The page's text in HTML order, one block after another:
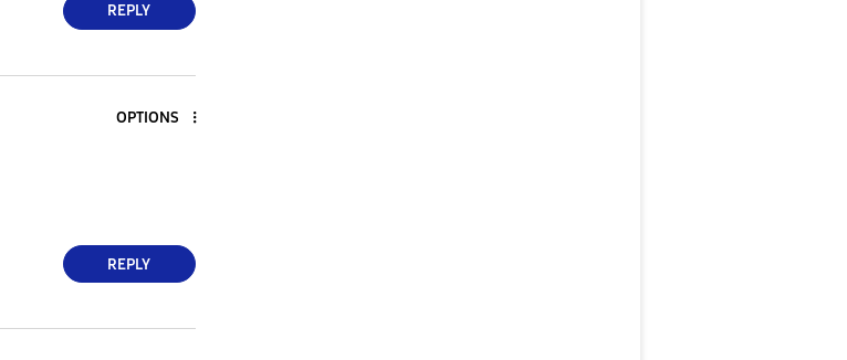
REPLY
OPTIONS
REPLY